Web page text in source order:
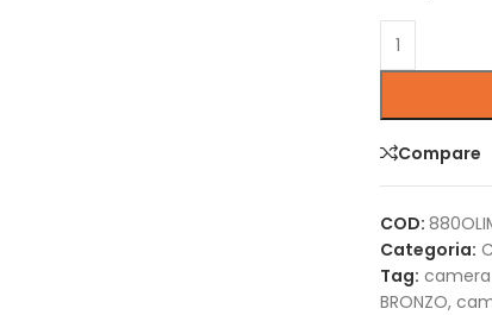
Compare
COD:
Categoria:
Tag:
BRONZO,